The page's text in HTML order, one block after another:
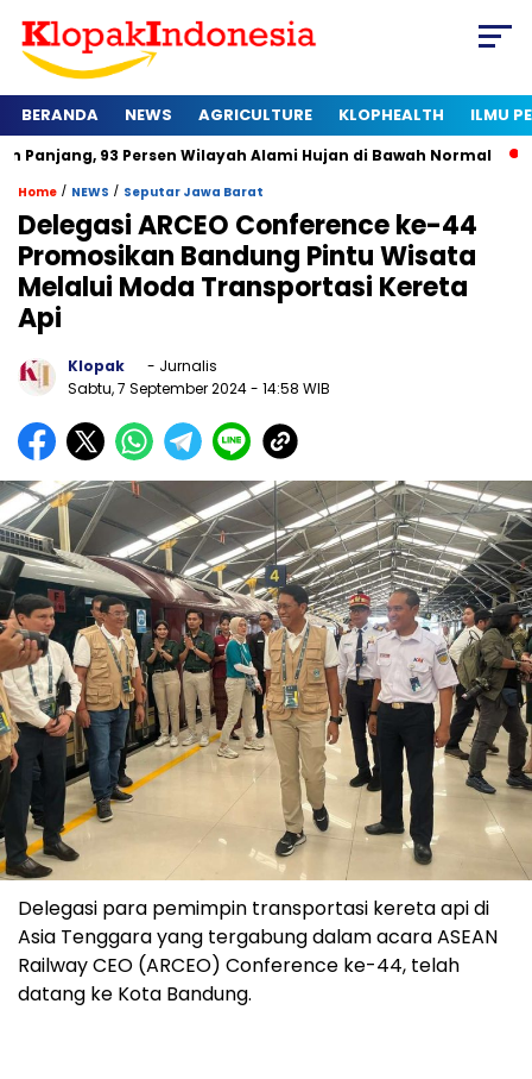
BERANDA NEWS AGRICULTURE KLOPHEALTH ILMU
Persen Wilayah Alami Hujan di Bawah Normal Kapan
Home / NEWS / Seputar Jawa Barat
Delegasi ARCEO Conference ke-44
Promosikan Bandung Pintu Wisata
Melalui Moda Transportasi Kereta
Api
Klopak
- Jurnalis
Sabtu, 7 September 2024- 14:58 WIB
Delegasi para pemimpin transportasi kereta api di
Asia Tenggara yang tergabung dalam acara ASEAN
Railway CEO (ARCEO) Conference ke-44, telah
datang ke Kota Bandung.